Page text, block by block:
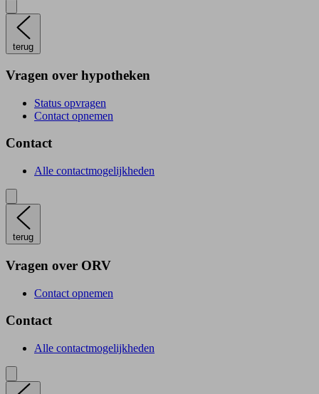
terug
Vragen over hypotheken
Status opvragen
Contact opnemen
Contact
Alle contactmogelijkheden
terug
Vragen over ORV
Contact opnemen
Contact
Alle contactmogelijkheden